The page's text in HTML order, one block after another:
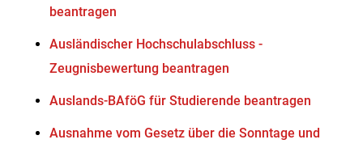
beantragen
Ausländischer Hochschulabschluss -
Zeugnisbewertung beantragen
Auslands-BAföG für Studierende beantragen
Ausnahme vom Gesetz über die Sonntage und